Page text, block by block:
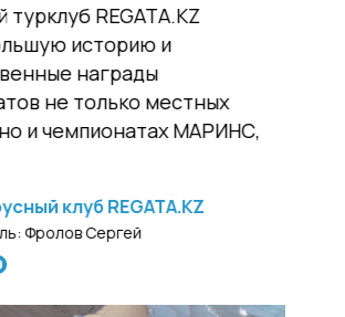
направлением турклуба
являются пешие и
маршруты,
чемпионатах, а также
на вершины.
Александр Эргешов